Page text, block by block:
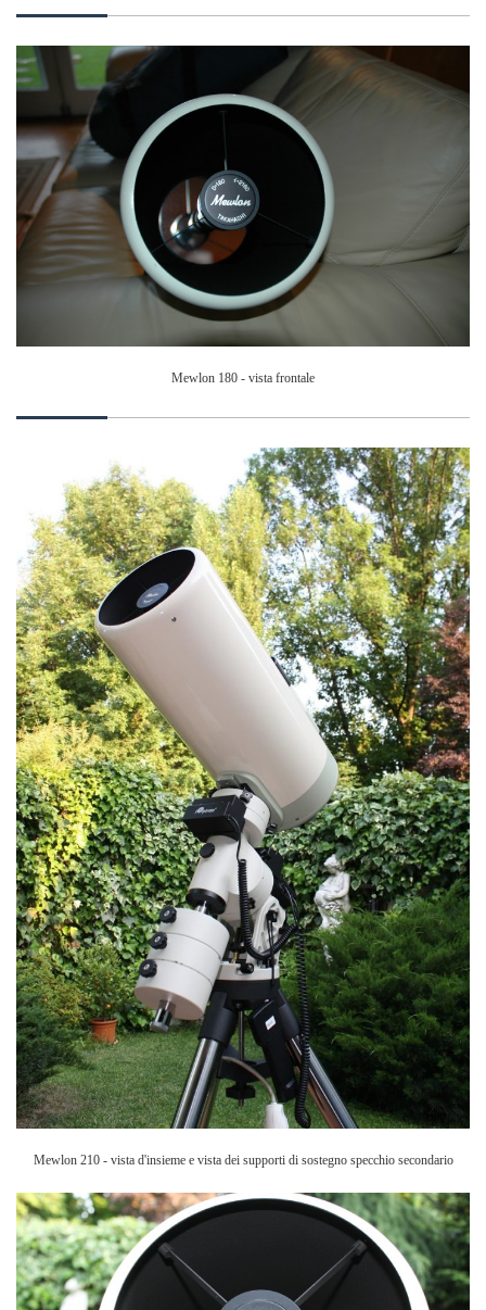
Mewlon 180 - vista frontale
Mewlon 210 - vista d'insieme e vista dei supporti di sostegno specchio secondario